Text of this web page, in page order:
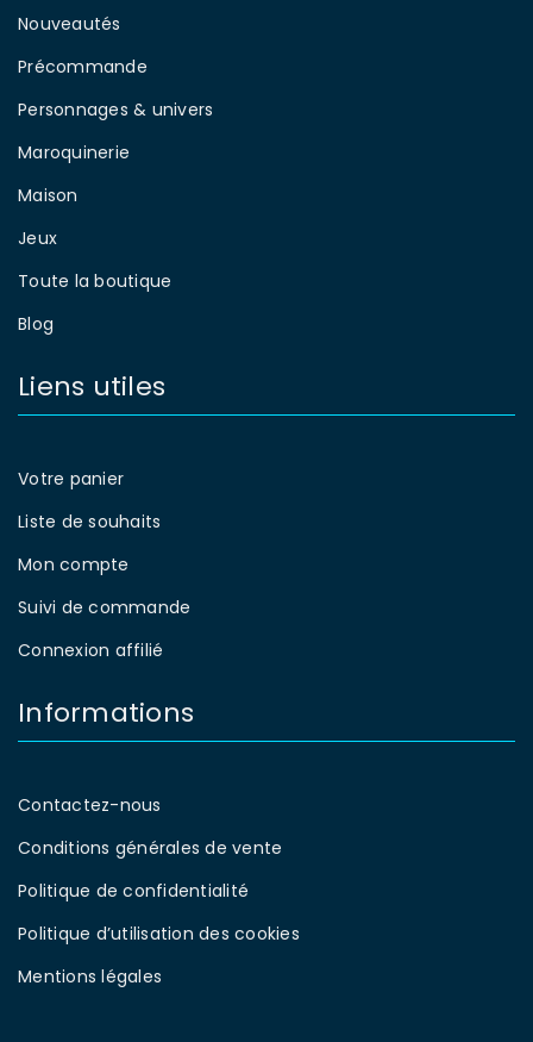
Nouveautés
Précommande
Personnages & univers
Maroquinerie
Maison
Jeux
Toute la boutique
Blog
Liens utiles
Votre panier
Liste de souhaits
Mon compte
Suivi de commande
Connexion affilié
Informations
Contactez-nous
Conditions générales de vente
Politique de confidentialité
Politique d’utilisation des cookies
Mentions légales